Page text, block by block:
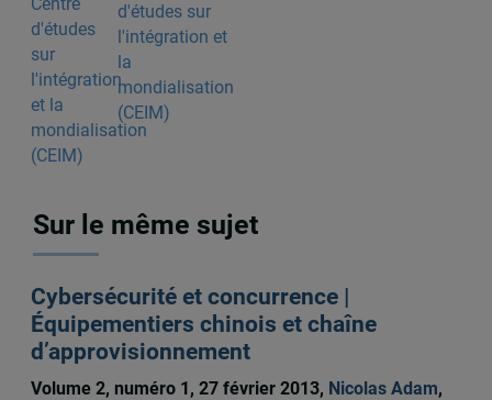
d'études sur
l'intégration et
la
mondialisation
(CEIM)
Sur le même sujet
Cybersécurité et concurrence |
Équipementiers chinois et chaîne
d’approvisionnement
Volume 2, numéro 1, 27 février 2013, Nicolas Adam,